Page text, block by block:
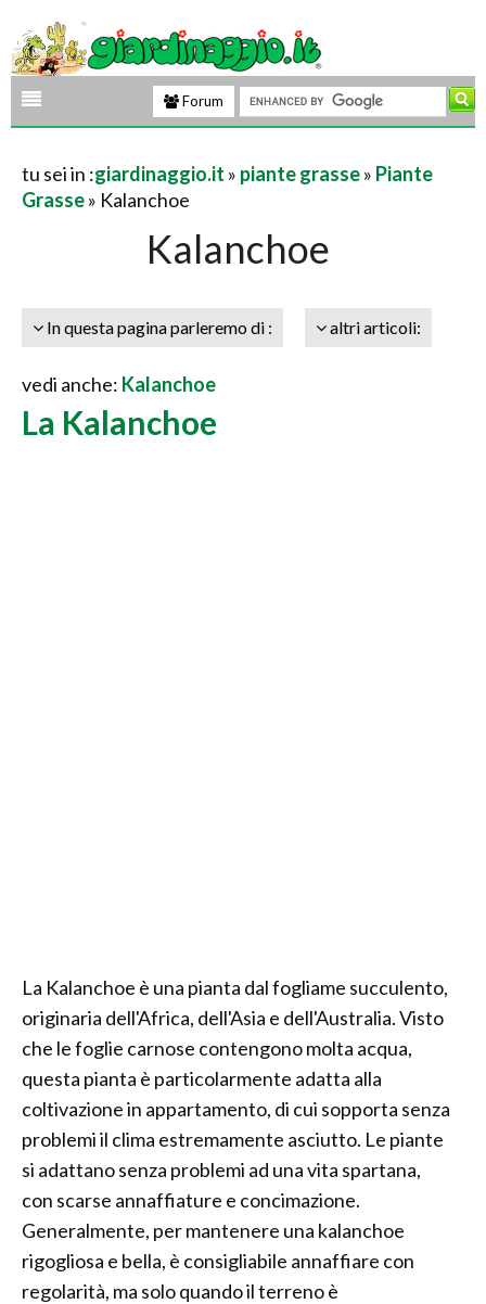
Forum
tu sei in :giardinaggio.it » piante grasse» Piante
Grasse» Kalanchoe
Kalanchoe
In questa pagina parleremo di : altri articoli:
vedi anche: Kalanchoe
La Kalanchoe
La Kalanchoe è una pianta dal fogliame succulento,
originaria dell'Africa, dell'Asia e dell'Australia. Visto
che le foglie carnose contengono molta acqua,
questa pianta è particolarmente adatta alla
coltivazione in appartamento, di cui sopporta senza
problemi il clima estremamente asciutto. Le piante
si adattano senza problemi ad una vita spartana,
con scarse annaffiature e concimazione.
Generalmente, per mantenere una kalanchoe
rigogliosa e bella, è consigliabile annaffiare con
regolarità, ma solo quando il terreno è